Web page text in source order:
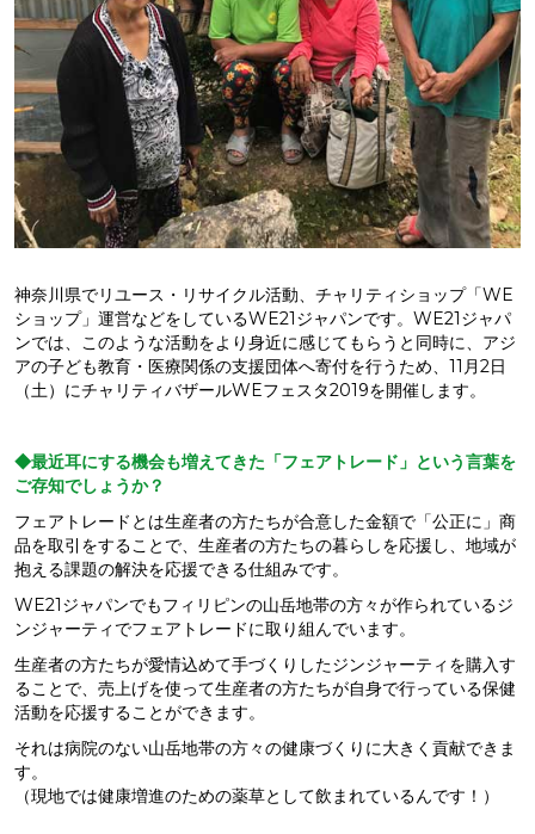
神奈川県でリユース・リサイクル活動、チャリティショップ「WE
ショップ」運営などをしているWE21ジャパンです。WE21ジャパ
ンでは、このような活動をより身近に感じてもらうと同時に、アジ
アの子ども教育・医療関係の支援団体へ寄付を行うため、11月2日
（土）にチャリティバザールWEフェスタ2019を開催します。
◆最近耳にする機会も増えてきた「フェアトレード」という言葉を
ご存知でしょうか？
フェアトレードとは生産者の方たちが合意した金額で「公正に」商
品を取引をすることで、生産者の方たちの暮らしを応援し、地域が
抱える課題の解決を応援できる仕組みです。
WE21ジャパンでもフィリピンの山岳地帯の方々が作られているジ
ンジャーティでフェアトレードに取り組んでいます。
生産者の方たちが愛情込めて手づくりしたジンジャーティを購入す
ることで、売上げを使って生産者の方たちが自身で行っている保健
活動を応援することができます。
それは病院のない山岳地帯の方々の健康づくりに大きく貢献できま
す。
（現地では健康増進のための薬草として飲まれているんです！）